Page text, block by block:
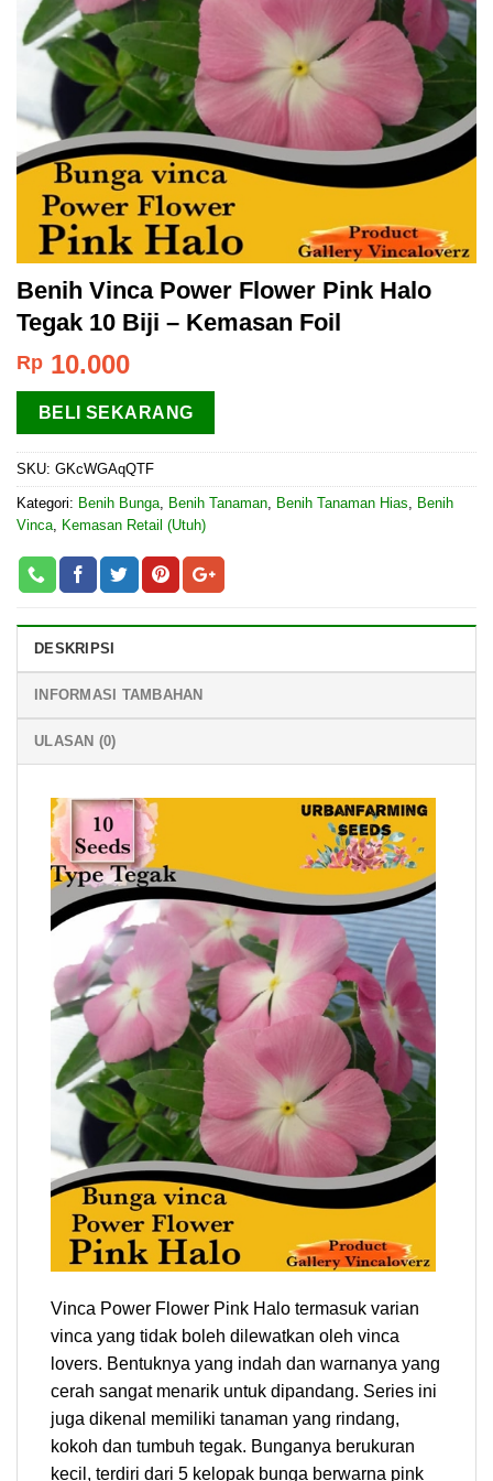
Benih Vinca Power Flower Pink Halo
Tegak 10 Biji – Kemasan Foil
Rp 10.000
BELI SEKARANG
SKU: GKcWGAqQTF
Kategori: Benih Bunga Benih Tanaman Benih Tanaman Hias
Benih
Vinca Kemasan Retail (Utuh)
DESKRIPSI
INFORMASI TAMBAHAN
ULASAN (0)
Vinca Power Flower Pink Halo termasuk varian
vinca yang tidak boleh dilewatkan oleh vinca
lovers. Bentuknya yang indah dan warnanya yang
cerah sangat menarik untuk dipandang. Series ini
juga dikenal memiliki tanaman yang rindang,
kokoh dan tumbuh tegak. Bunganya berukuran
kecil, terdiri dari 5 kelopak bunga berwarna pink